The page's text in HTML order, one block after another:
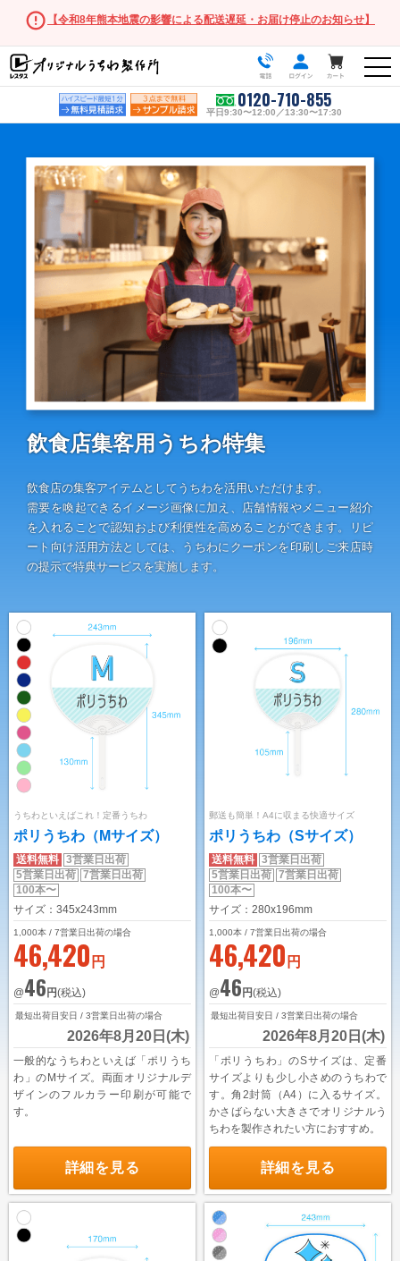
【令和8年熊本地震の影響による配送遅延・お届け停止のお知らせ】
0120-710-855
平日9:30〜12:00／13:30〜17:30
うちわ商品一覧
スタンダードうちわ
ポリうちわ（Mサイズ）
ポリうちわ（Sサイズ）
ポリうちわ（XSサイズ）
きらめきうちわ（Mサイズ）
クリアうちわ（Mサイズ）
紙うちわ
紙うちわ 丸
紙うちわ ユニフォーム型
紙うちわ パンダ・くま型
紙うちわ ネコ・イヌ型
エコ紙うちわ（レギュラー）
エコ紙うちわ（ジュニア）
エコ紙うちわ（オリジナル）
ユニークうちわ
蓄光うちわ（Mサイズ）
蓄光うちわ（Sサイズ）
蓄光うちわ（XSサイズ）
UVうちわ（Mサイズ）
UVうちわ（Sサイズ）
UVうちわ（XSサイズ）
ジャンボうちわ
お問い合わせ
見積請求フォーム
ご利用ガイド
飲食店集客用うちわ特集
飲食店の集客アイテムとしてうちわを活用いただけます。
需要を喚起できるイメージ画像に加え、店舗情報やメニュー紹介
を入れることで認知および利便性を高めることができます。リピ
ート向け活用方法としては、うちわにクーポンを印刷しご来店時
の提示で特典サービスを実施します。
うちわといえばこれ！定番うちわ
ポリうちわ（Mサイズ）
送料無料 3営業日出荷
5営業日出荷 7営業日出荷
100本〜
サイズ：345x243mm
1,000本 / 7営業日出荷の場合
46,420 円
@46円(税込)
最短出荷目安日 / 3営業日出荷の場合
2026年8月20日(木)
一般的なうちわといえば「ポリうち
わ」のMサイズ。両面オリジナルデ
ザインのフルカラー印刷が可能で
す。
詳細を見る
郵送も簡単！A4に収まる快適サイズ
ポリうちわ（Sサイズ）
送料無料 3営業日出荷
5営業日出荷 7営業日出荷
100本〜
サイズ：280x196mm
1,000本 / 7営業日出荷の場合
46,420 円
@46円(税込)
最短出荷目安日 / 3営業日出荷の場合
2026年8月20日(木)
「ポリうちわ」のSサイズは、定番
サイズよりも少し小さめのうちわで
す。角2封筒（A4）に入るサイズ。
かさばらない大きさでオリジナルう
ちわを製作されたい方におすすめ。
詳細を見る